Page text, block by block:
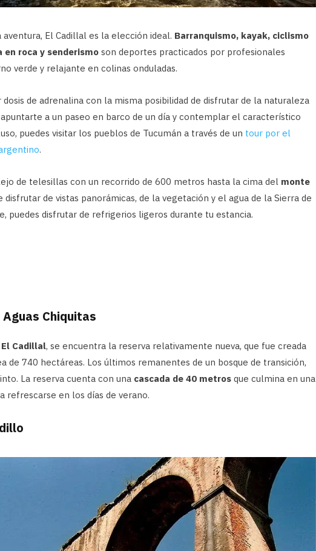
El Cadillal es la elección ideal. Barranquismo, kayak, ciclismo
en roca y senderismo son deportes practicados por profesionales
verde y relajante en colinas onduladas.
de adrenalina con la misma posibilidad de disfrutar de la naturaleza
a un paseo en barco de un día y contemplar el característico
puedes visitar los pueblos de Tucumán a través de un tour por el
.
de telesillas con un recorrido de 600 metros hasta la cima del monte
disfrutar de vistas panorámicas, de la vegetación y el agua de la Sierra de
puedes disfrutar de refrigerios ligeros durante tu estancia.
Chiquitas
Cadillal, se encuentra la reserva relativamente nueva, que fue creada
de 740 hectáreas. Los últimos remanentes de un bosque de transición,
La reserva cuenta con una cascada de 40 metros que culmina en una
refrescarse en los días de verano.